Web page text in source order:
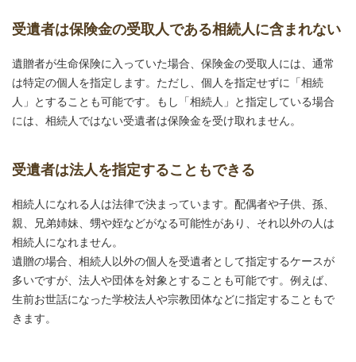
受遺者は保険金の受取人である相続人に含まれない
遺贈者が⽣命保険に入っていた場合、保険⾦の受取⼈には、通常
は特定の個人を指定します。ただし、個人を指定せずに「相続
人」とすることも可能です。もし「相続人」と指定している場合
には、相続人ではない受遺者は保険金を受け取れません。
受遺者は法人を指定することもできる
相続人になれる人は法律で決まっています。配偶者や子供、孫、
親、兄弟姉妹、甥や姪などがなる可能性があり、それ以外の人は
相続人になれません。
遺贈の場合、相続人以外の個人を受遺者として指定するケースが
多いですが、法⼈や団体を対象とすることも可能です。例えば、
生前お世話になった学校法人や宗教団体などに指定することもで
きます。